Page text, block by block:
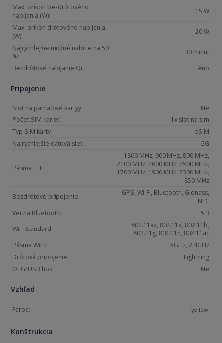
Max. príkon bezdrôtového
nabíjania (W):
15 W
Max. príkon drôtového nabíjania
(W):
20 W
Najrýchlejšie možné nabitie na 50
%:
30 minut
Bezdrôtové nabíjanie Qi:
Áno
Pripojenie
Slot na pamäťové kartyy:
Ne
Počet SIM kariet:
1x slot na sim
Typ SIM karty :
eSIM
Najrýchlejšie dátová sieť:
5G
Pásma LTE:
1800 MHz, 900 MHz, 800 MHz,
2100 MHz, 2600 MHz, 2500 MHz,
1700 MHz, 1900 MHz, 2300 MHz,
850 MHz
Bezdrôtové pripojenie:
GPS, Wi-Fi, Bluetooth, Glonass,
NFC
Verzia Bluetooth:
5.3
WiFi štandard:
802.11ax, 802.11a, 802.11b,
802.11g, 802.11n, 802.11ac
Pásma WiFi:
5GHz, 2,4GHz
Drôtová pripojenie:
Lightning
OTG/USB host:
Ne
Vzhľad
Farba: yellow
Konštrukcia